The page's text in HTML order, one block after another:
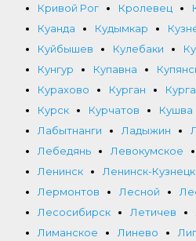
Кривой Рог
Кролевец
Куанда
Кудымкар
Куйбышев
Кулебаки
Кунгур
Купавна
Курахово
Курган
Курск
Курчатов Кушва
Лабытнанги
Ладыжин
Лебедянь
Левокумское
Ленинск
Ленинск-
Лермонтов
Лесной
Лесосибирск
Летичев
Лиманское
Линево